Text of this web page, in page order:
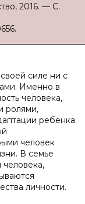
2016. — С.
силе ни с
Именно в
человека,
ролями,
ребенка
человек
В семье
человека,
личности.